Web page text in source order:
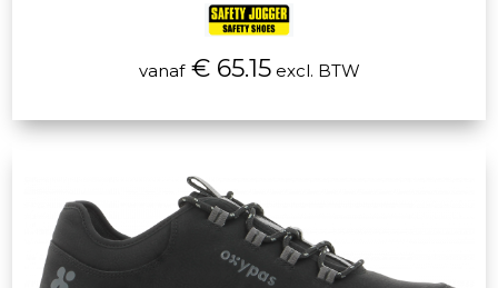
vanaf€ 65.15excl. BTW